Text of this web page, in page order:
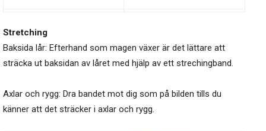
Stretching
Baksida lår: Efterhand som magen växer är det lättare att
sträcka ut baksidan av låret med hjälp av ett strechingband.
Axlar och rygg: Dra bandet mot dig som på bilden tills du
känner att det sträcker i axlar och rygg.